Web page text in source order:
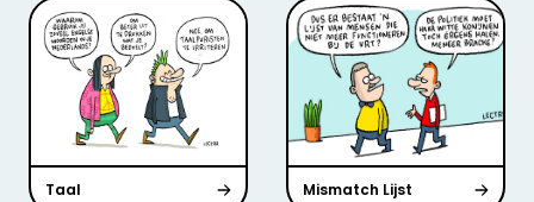
Taal Mismatch Lijst